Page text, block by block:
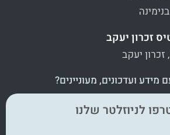
זכרון יעקב
ועדכונים, מעוניינים?
לניוזלטר שלנו